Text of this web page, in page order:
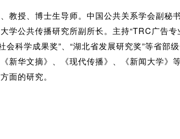
教授、博士生导师。中国公共关系学会副秘
学公共传播研究所副所长。主持“TRC广告
会科学成果奖”、“湖北省发展研究奖”等省部
新华文摘》、《现代传播》、《新闻大学》
面的研究。